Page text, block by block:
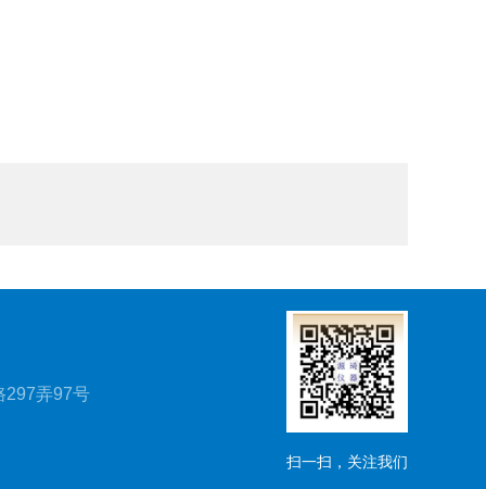
297弄97号
扫一扫，关注我们